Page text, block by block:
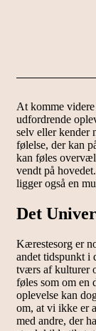
At komme
udfordrende
selv eller kender
følelse, der kan
kan føles
vendt på
ligger også en
Det
Kærestesorg er
andet tidspunkt i
tværs af kulturer
føles som om en
oplevelse kan
om, at vi ikke er
med andre, der